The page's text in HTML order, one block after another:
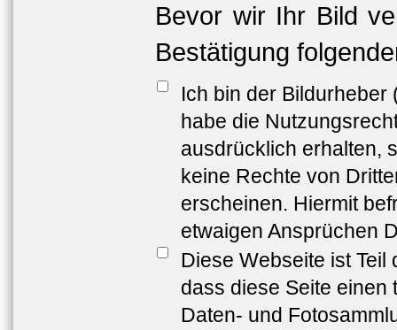
Bevor wir Ihr Bild
Bestätigung
Ich bin der
habe die
ausdrücklich erhalten,
keine Rechte von
erscheinen. Hiermit
etwaigen Ansprüchen
Diese Webseite ist Teil
dass diese Seite einen
Daten- und